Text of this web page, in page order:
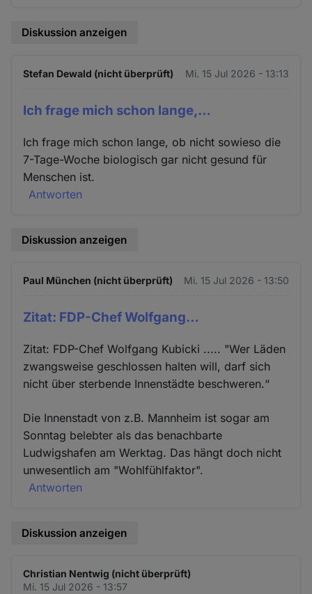
Diskussion anzeigen
Stefan Dewald (nicht überprüft) Mi. 15 Jul 2026 - 13:13
Ich frage mich schon lange,…
Ich frage mich schon lange, ob nicht sowieso die
7-Tage-Woche biologisch gar nicht gesund für
Menschen ist.
Antworten
Diskussion anzeigen
Paul München (nicht überprüft) Mi. 15 Jul 2026 - 13:50
Zitat: FDP-Chef Wolfgang…
Zitat: FDP-Chef Wolfgang Kubicki ..... "Wer Läden
zwangsweise geschlossen halten will, darf sich
nicht über sterbende Innenstädte beschweren.“
Die Innenstadt von z.B. Mannheim ist sogar am
Sonntag belebter als das benachbarte
Ludwigshafen am Werktag. Das hängt doch nicht
unwesentlich am "Wohlfühlfaktor".
Antworten
Diskussion anzeigen
Christian Nentwig (nicht überprüft)
Mi. 15 Jul 2026 - 13:57